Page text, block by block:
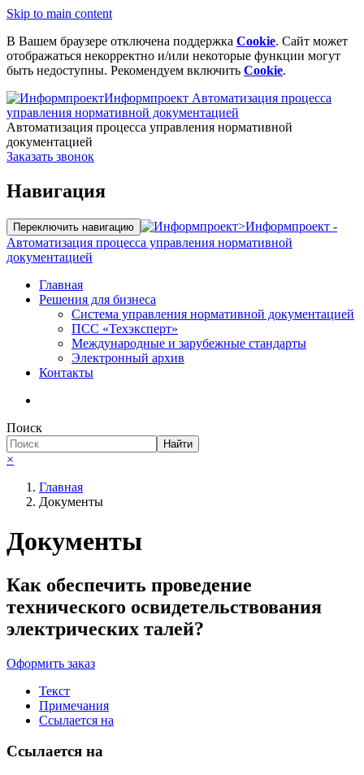
Skip to main content
В Вашем браузере отключена поддержка Cookie. Сайт может
отображаться некорректно и/или некоторые функции могут
быть недоступны. Рекомендуем включить Cookie.
Информпроект Автоматизация процесса
управления нормативной документацией
Автоматизация процесса управления нормативной
документацией
Заказать звонок
Навигация
Переключить навигацию >Информпроект -
Автоматизация процесса управления нормативной
документацией
Главная
Решения для бизнеса
Система управления нормативной документацией
ПСС «Техэксперт»
Международные и зарубежные стандарты
Электронный архив
Контакты
Поиск
Найти
×
Главная
Документы
Документы
Как обеспечить проведение
технического освидетельствования
электрических талей?
Оформить заказ
Текст
Примечания
Ссылается на
Ссылается на